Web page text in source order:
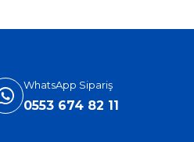
WhatsApp Sipariş
0553 674 82 11